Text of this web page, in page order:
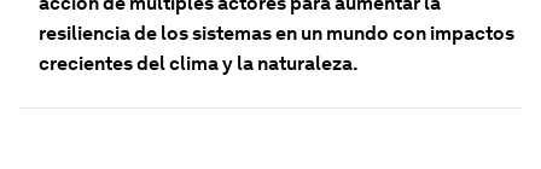
resiliencia de los sistemas en un mundo con impactos
crecientes del clima y la naturaleza.